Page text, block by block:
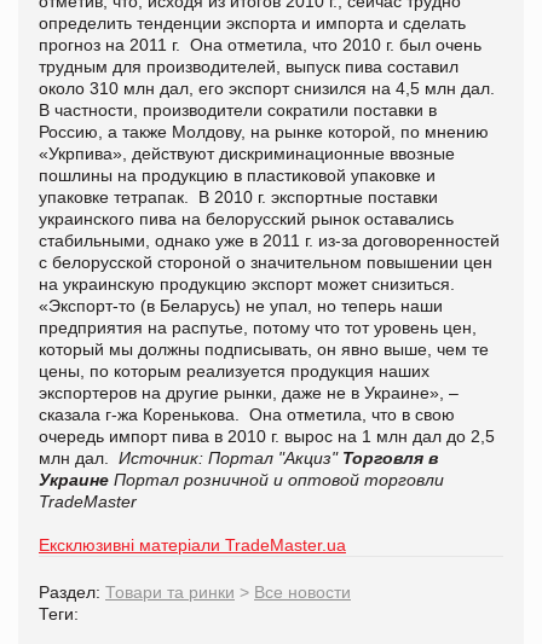
определить тенденции экспорта и импорта и сделать
прогноз на 2011 г. Она отметила, что 2010 г. был очень
трудным для производителей, выпуск пива составил
около 310 млн дал, его экспорт снизился на 4,5 млн дал.
В частности, производители сократили поставки в
Россию, а также Молдову, на рынке которой, по мнению
«Укрпива», действуют дискриминационные ввозные
пошлины на продукцию в пластиковой упаковке и
упаковке тетрапак. В 2010 г. экспортные поставки
украинского пива на белорусский рынок оставались
стабильными, однако уже в 2011 г. из-за договоренностей
с белорусской стороной о значительном повышении цен
на украинскую продукцию экспорт может снизиться.
«Экспорт-то (в Беларусь) не упал, но теперь наши
предприятия на распутье, потому что тот уровень цен,
который мы должны подписывать, он явно выше, чем те
цены, по которым реализуется продукция наших
экспортеров на другие рынки, даже не в Украине», –
сказала г-жа Коренькова. Она отметила, что в свою
очередь импорт пива в 2010 г. вырос на 1 млн дал до 2,5
млн дал. Источник: Портал "Акциз" Торговля в
Украине Портал розничной и оптовой торговли
TradeMaster
Ексклюзивні матеріали TradeMaster.ua
Раздел: Товари та ринки > Все новости
Теги: